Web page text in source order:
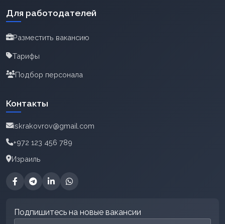
Для работодателей
Разместить вакансию
Тарифы
Подбор персонала
Контакты
iskrakovrov@gmail.com
+972 123 456 789
Израиль
Подпишитесь на новые вакансии